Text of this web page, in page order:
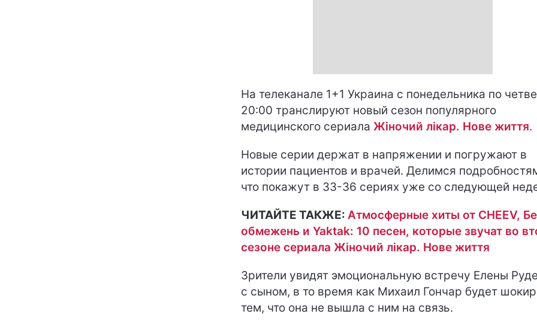
На телеканале 1+1 Украина с понедельника по
20:00 транслируют новый сезон популярного
медицинского сериала Жіночий лікар. Нове життя.
Новые серии держат в напряжении и погружают в
истории пациентов и врачей. Делимся
что покажут в 33-36 сериях уже со следующей
ЧИТАЙТЕ ТАКЖЕ: Атмосферные хиты от CHEEV,
обмежень и Yaktak: 10 песен, которые звучат во
сезоне сериала Жіночий лікар. Нове життя
Зрители увидят эмоциональную встречу Елены
с сыном, в то время как Михаил Гончар будет
тем, что она не вышла с ним на связь.